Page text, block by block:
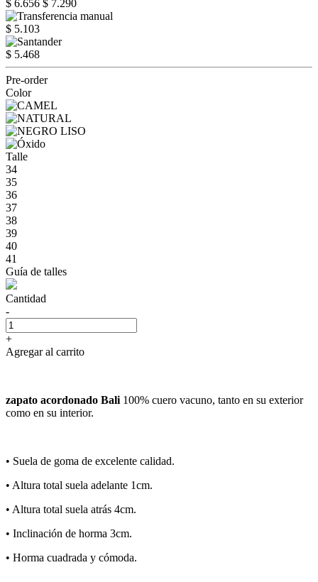
$ 6.656 $ 7.290
$ 5.103
$ 5.468
Pre-order
Color
Talle
34
35
36
37
38
39
40
41
Guía de talles
Cantidad
-
+
Agregar al carrito
zapato acordonado Bali 100% cuero vacuno, tanto en su exterior
como en su interior.
•⁠ ⁠Suela de goma de excelente calidad.
•⁠ ⁠Altura total suela adelante 1cm.
•⁠ ⁠Altura total suela atrás 4cm.
•⁠ ⁠Inclinación de horma 3cm.
•⁠ Horma cuadrada y cómoda.